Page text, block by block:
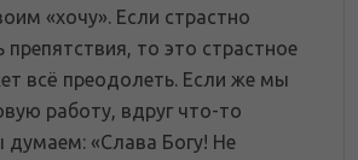
«хочу». Если страстно
препятствия, то это страстное
всё преодолеть. Если же мы
работу, вдруг что-то
думаем: «Слава Богу! Не